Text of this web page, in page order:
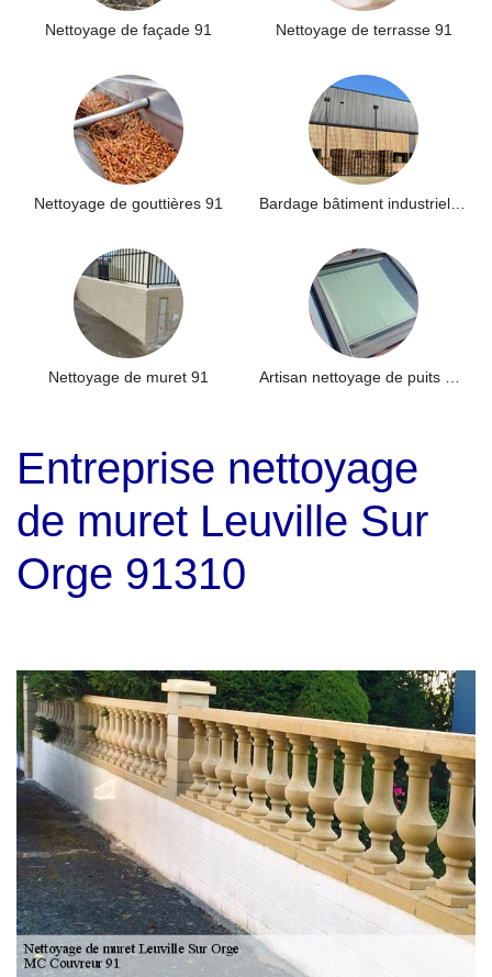
Nettoyage de façade 91 Nettoyage de terrasse 91
Nettoyage de gouttières 91
Nettoyage de muret 91
Entreprise nettoyage
de muret Leuville Sur
Orge 91310